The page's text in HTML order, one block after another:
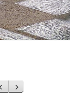
Назад
Вперед